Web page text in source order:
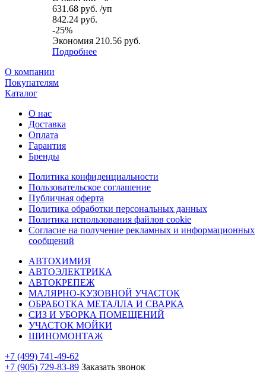
631.68 руб. /уп
842.24 руб.
-25%
Экономия 210.56 руб.
Подробнее
О компании
Покупателям
Каталог
О нас
Доставка
Оплата
Гарантия
Бренды
Политика конфиденциальности
Пользовательское соглашение
Публичная оферта
Политика обработки персональных данных
Политика использования файлов cookie
Согласие на получение рекламных и информационных
сообщений
АВТОХИМИЯ
АВТОЭЛЕКТРИКА
АВТОКРЕПЕЖ
МАЛЯРНО-КУЗОВНОЙ УЧАСТОК
ОБРАБОТКА МЕТАЛЛА И СВАРКА
СИЗ И УБОРКА ПОМЕЩЕНИЙ
УЧАСТОК МОЙКИ
ШИНОМОНТАЖ
+7 (499) 741-49-62
+7 (905) 729-83-89 Заказать звонок